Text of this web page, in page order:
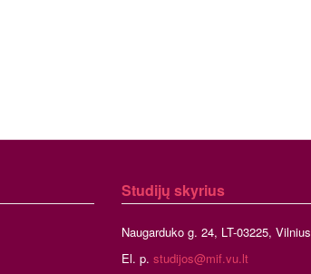
Studijų skyrius
Naugarduko g. 24, LT-03225, Vilnius
El. p. studijos@mif.vu.lt